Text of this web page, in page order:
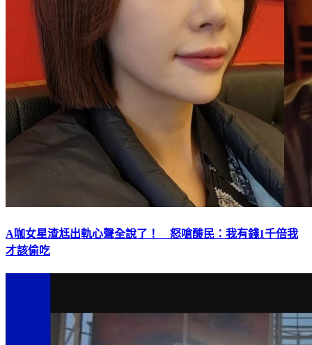
A咖女星渣尪出軌心聲全說了！ 怒嗆酸民：我有錢1千倍我
才該偷吃